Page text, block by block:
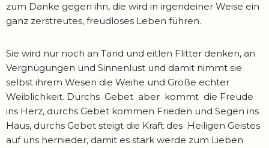
zum Danke gegen ihn, die wird in irgendeiner Weise ein
ganz zer­streutes, freudloses Leben führen.
Sie wird nur noch an Tand und eitlen Flitter denken, an
Vergnügungen und Sinnenlust und damit nimmt sie
selbst ihrem Wesen die Weihe und Größe echter
Weiblichkeit. Durchs Gebet aber kommt die Freude
ins Herz, durchs Gebet kommen Frieden und Segen ins
Haus, durchs Gebet steigt die Kraft des Heiligen Geistes
auf uns hernieder, damit es stark werde zum Lieben